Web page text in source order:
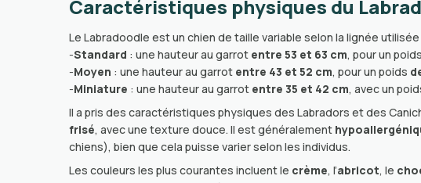
Caractéristiques physiques du
Le Labradoodle est un chien de taille variable selon la lignée
-Standard : une hauteur au garrot entre 53 et 63 cm, pour un poids
-Moyen : une hauteur au garrot entre 43 et 52 cm, pour un poids
-Miniature : une hauteur au garrot entre 35 et 42 cm, avec un
Il a pris des caractéristiques physiques des Labradors et des
frisé, avec une texture douce. Il est généralement
chiens), bien que cela puisse varier selon les individus.
Les couleurs les plus courantes incluent le crème, l’abricot, le